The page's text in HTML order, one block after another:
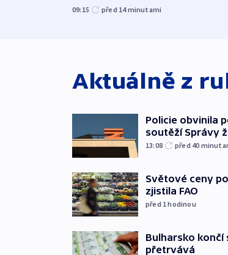
09:15 před 14minutami
Aktuálně z
Policie obvinila
soutěží Správy
13:08 před 40
Světové ceny
zjistila FAO
před 1hodinou
Bulharsko končí
přetrvává